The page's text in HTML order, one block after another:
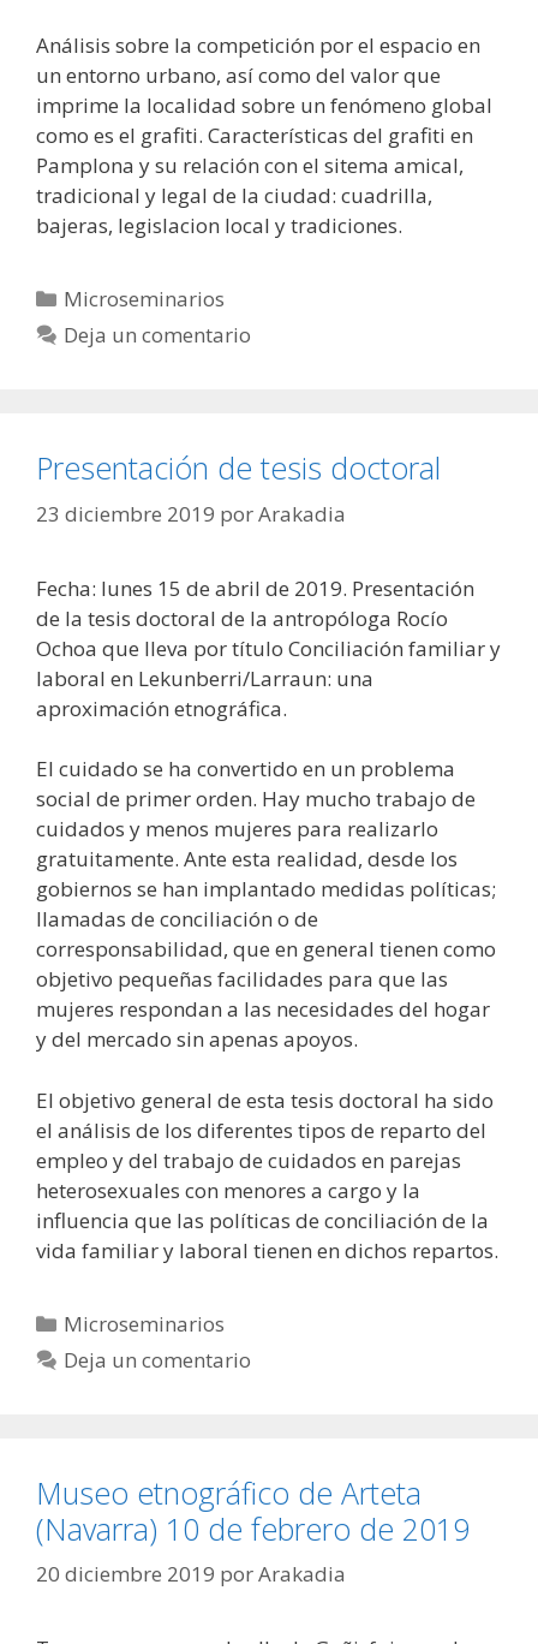
Análisis sobre la competición por el espacio en
un entorno urbano, así como del valor que
imprime la localidad sobre un fenómeno global
como es el grafiti. Características del grafiti en
Pamplona y su relación con el sitema amical,
tradicional y legal de la ciudad: cuadrilla,
bajeras, legislacion local y tradiciones.
Categorías
Microseminarios
Deja un comentario
Presentación de tesis doctoral
23 diciembre 2019 porArakadia
Fecha: lunes 15 de abril de 2019. Presentación
de la tesis doctoral de la antropóloga Rocío
Ochoa que lleva por título Conciliación familiar y
laboral en Lekunberri/Larraun: una
aproximación etnográfica.
El cuidado se ha convertido en un problema
social de primer orden. Hay mucho trabajo de
cuidados y menos mujeres para realizarlo
gratuitamente. Ante esta realidad, desde los
gobiernos se han implantado medidas políticas;
llamadas de conciliación o de
corresponsabilidad, que en general tienen como
objetivo pequeñas facilidades para que las
mujeres respondan a las necesidades del hogar
y del mercado sin apenas apoyos.
El objetivo general de esta tesis doctoral ha sido
el análisis de los diferentes tipos de reparto del
empleo y del trabajo de cuidados en parejas
heterosexuales con menores a cargo y la
influencia que las políticas de conciliación de la
vida familiar y laboral tienen en dichos repartos.
Categorías
Microseminarios
Deja un comentario
Museo etnográfico de Arteta
(Navarra) 10 de febrero de 2019
20 diciembre 2019 porArakadia